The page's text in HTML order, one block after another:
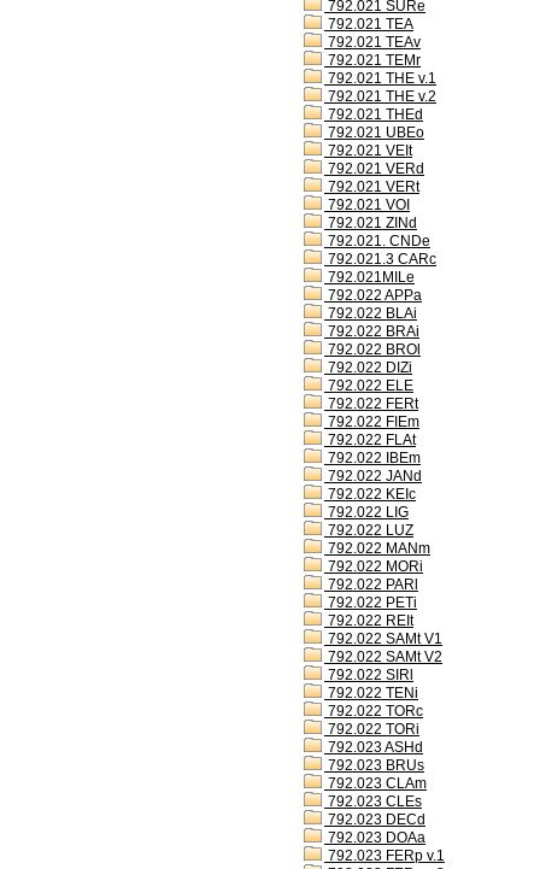
792.021 SURe
792.021 TEA
792.021 TEAv
792.021 TEMr
792.021 THE v.1
792.021 THE v.2
792.021 THEd
792.021 UBEo
792.021 VEIt
792.021 VERd
792.021 VERt
792.021 VOI
792.021 ZINd
792.021. CNDe
792.021.3 CARc
792.021MILe
792.022 APPa
792.022 BLAi
792.022 BRAi
792.022 BROl
792.022 DIZi
792.022 ELE
792.022 FERt
792.022 FIEm
792.022 FLAt
792.022 IBEm
792.022 JANd
792.022 KEIc
792.022 LIG
792.022 LUZ
792.022 MANm
792.022 MORi
792.022 PARl
792.022 PETi
792.022 REIt
792.022 SAMt V1
792.022 SAMt V2
792.022 SIRl
792.022 TENi
792.022 TORc
792.022 TORi
792.023 ASHd
792.023 BRUs
792.023 CLAm
792.023 CLEs
792.023 DECd
792.023 DOAa
792.023 FERp v.1